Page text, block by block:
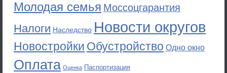
Молодая семья Моссоцгарантия
Налоги Наследство Новости округов
Новостройки Обустройство Одно окно
Оплата Оценка Паспортизация